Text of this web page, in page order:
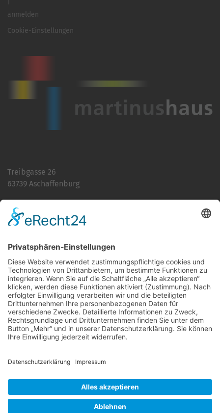
anmelden
Cookie-Einstellungen
Treibgasse 26
63739 Aschaffenburg
E-Mailinfo@martinushaus.de
Mo?Fr8.30 ? 12.00 Uhr
Mo?Do13.00 ? 16.00 Uhr